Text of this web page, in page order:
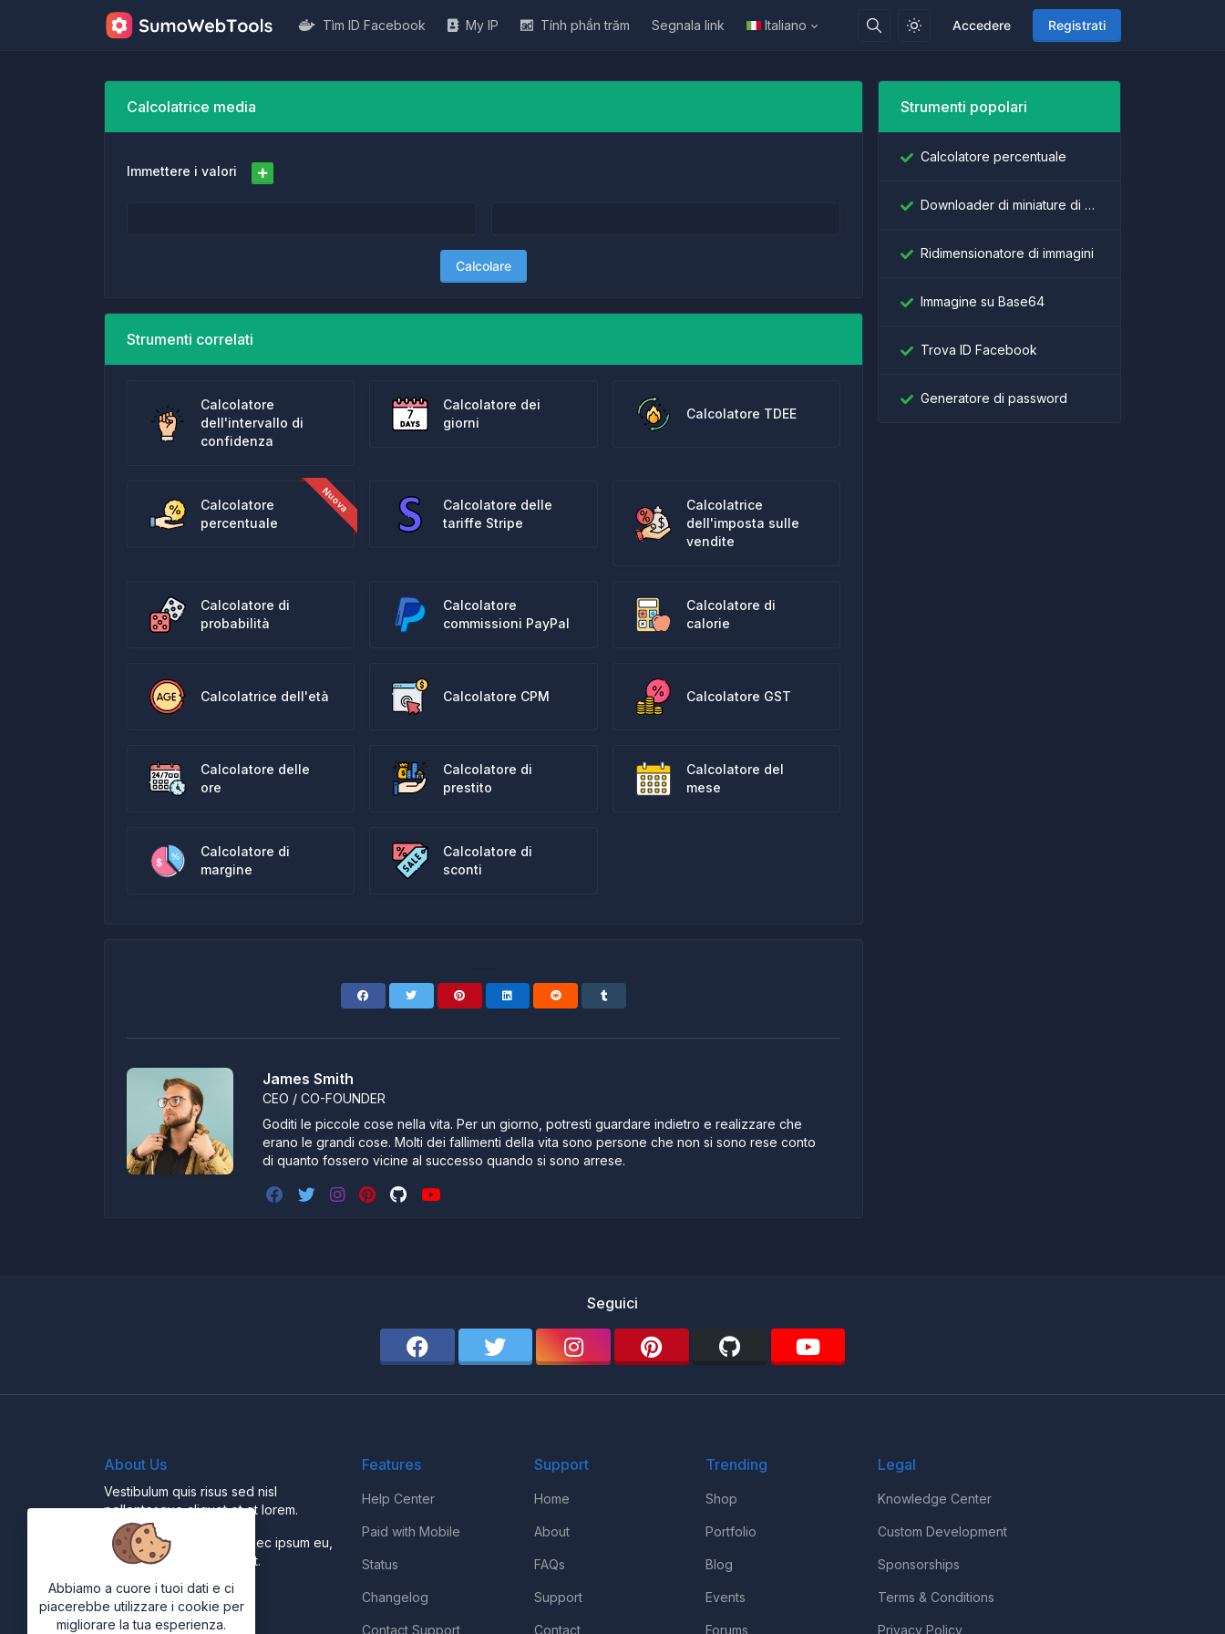
Accedere Registrati
Tìm ID Facebook My IP Tính phần trăm Segnala link Italiano
Calcolatrice media
Immettere i valori
Calcolare
Strumenti correlati
Calcolatore
dell'intervallo di
confidenza
Calcolatore dei
giorni
Calcolatore TDEE
Calcolatore
percentuale
Calcolatore delle
tariffe Stripe
Calcolatrice
dell'imposta sulle
vendite
Calcolatore di
probabilità
Calcolatore
commissioni PayPal
Calcolatore di
calorie
Calcolatrice dell'età Calcolatore CPM Calcolatore GST
Calcolatore delle
ore
Calcolatore di
prestito
Calcolatore del
mese
Calcolatore di
margine
Calcolatore di
sconti
James Smith
CEO / CO-FOUNDER
Goditi le piccole cose nella vita. Per un giorno, potresti guardare indietro e realizzare che
erano le grandi cose. Molti dei fallimenti della vita sono persone che non si sono rese conto
di quanto fossero vicine al successo quando si sono arrese.
Strumenti popolari
Calcolatore percentuale
Downloader di miniature di YouTube
Ridimensionatore di immagini
Immagine su Base64
Trova ID Facebook
Generatore di password
Seguici
About Us
Vestibulum quis risus sed nisl
pellentesque aliquet et et lorem.
Fusce nibh nisl, gravida nec ipsum eu,
feugiat condimentum velit.
Features
Help Center
Paid with Mobile
Status
Changelog
Contact Support
Support
Home
About
FAQs
Support
Contact
Trending
Shop
Portfolio
Blog
Events
Forums
Legal
Knowledge Center
Custom Development
Sponsorships
Terms & Conditions
Privacy Policy
Abbiamo a cuore i tuoi dati e ci
piacerebbe utilizzare i cookie per
migliorare la tua esperienza.